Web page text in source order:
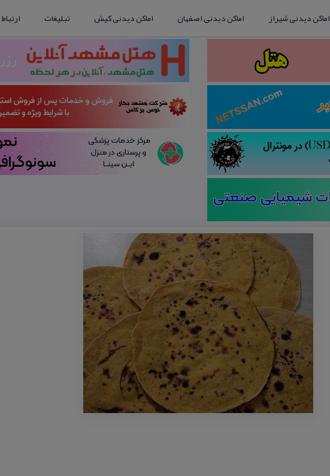
اماکن دیدنی شیراز اماکن دیدنی اصفهان اماکن دیدنی کیش تبلیغات ارتباط